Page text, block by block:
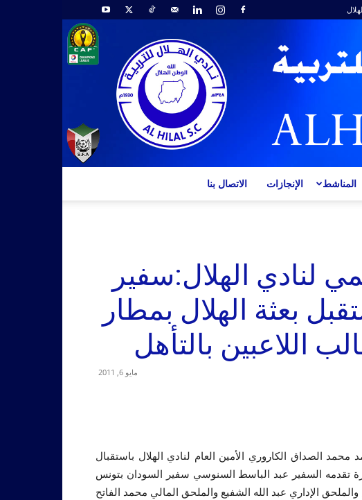
الاتصال بنا الإنجازات المناشط
لنادي الهلال:سفير
بعثة الهلال بمطار
اللاعبين بالتأهل
مايو 6, 2011
الصداق الكاروري الأمين العام لنادي الهلال باستقبال
تقدمه السفير عبد الباسط السنوسي سفير السودان بتونس
الإداري عبد الله الشفيع والملحق المالي محمد الفاتح